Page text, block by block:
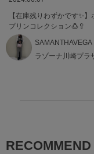
【在庫残りわずかです✨】
プリンコレクション🍮🥄
SAMANTHAVEGA
ラゾーナ川崎プラ